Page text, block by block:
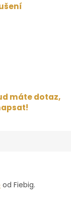
máte dotaz,
od Fiebig.